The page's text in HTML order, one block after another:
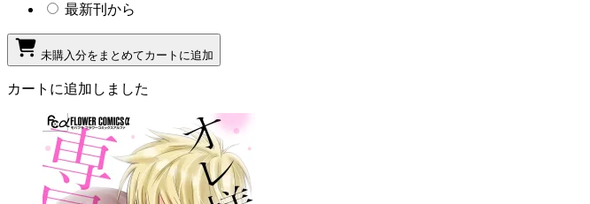
最新刊から
未購入分をまとめてカートに追加
カートに追加しました